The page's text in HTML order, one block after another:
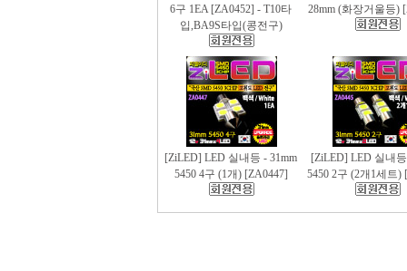
6구 1EA [ZA0452] - T10타
입,BA9S타입(콩전구)
28mm (화장거울등)
[ZiLED] LED 실내등 - 31mm
5450 4구 (1개) [ZA0447]
[ZiLED] LED 실내
5450 2구 (2개1세트)